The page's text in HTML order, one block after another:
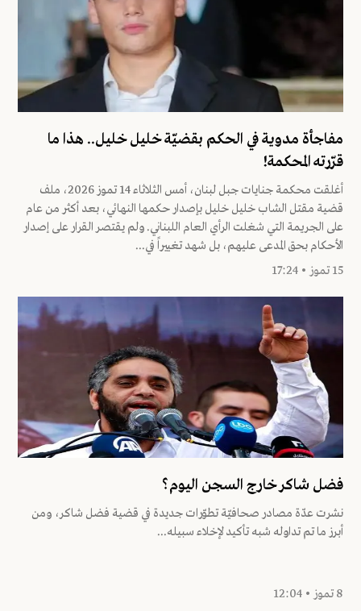
مفاجأة مدوية في الحكم بقضيّة خليل خليل.. هذا ما
قرّرته المحكمة!
أغلقت محكمة جنايات جبل لبنان، أمس الثلاثاء 14 تموز 2026، ملف
قضية مقتل الشاب خليل خليل بإصدار حكمها النهائي، بعد أكثر من عام
على الجريمة التي شغلت الرأي العام اللبناني. ولم يقتصر القرار على إصدار
الأحكام بحق المدعى عليهم، بل شهد تغييراً في...
15 تموز • 17:24
فضل شاكر خارج السجن اليوم؟
نشرت عدّة مصادر صحافيّة تطوّرات جديدة في قضية فضل شاكر، ومن
أبرز ما تم تداوله شبه تأكيد لإخلاء سبيله...
8 تموز • 12:04